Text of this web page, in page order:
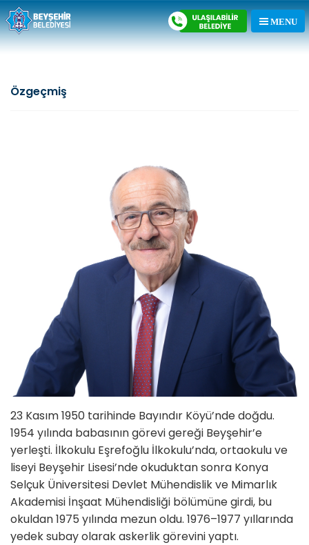
Özgeçmiş
23 Kasım 1950 tarihinde Bayındır Köyü’nde doğdu.
1954 yılında babasının görevi gereği Beyşehir’e
yerleşti. İlkokulu Eşrefoğlu İlkokulu’nda, ortaokulu ve
liseyi Beyşehir Lisesi’nde okuduktan sonra Konya
Selçuk Üniversitesi Devlet Mühendislik ve Mimarlık
Akademisi İnşaat Mühendisliği bölümüne girdi, bu
okuldan 1975 yılında mezun oldu. 1976–1977 yıllarında
yedek subay olarak askerlik görevini yaptı.